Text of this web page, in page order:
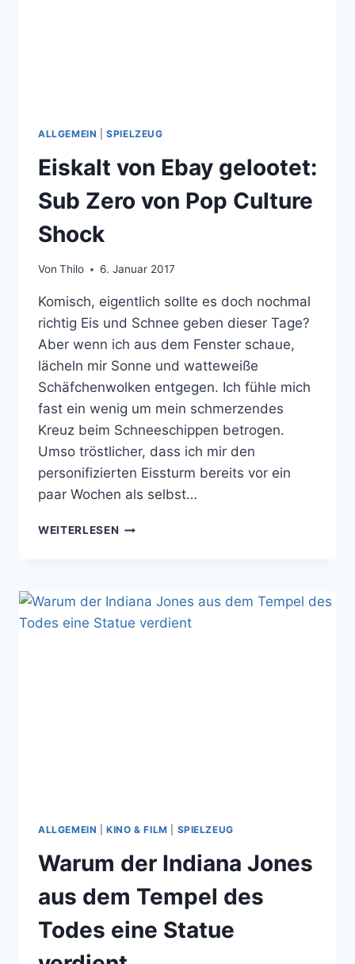
ALLGEMEIN |SPIELZEUG
Eiskalt von Ebay gelootet:
Sub Zero von Pop Culture
Shock
Von Thilo 6. Januar 2017
Komisch, eigentlich sollte es doch nochmal
richtig Eis und Schnee geben dieser Tage?
Aber wenn ich aus dem Fenster schaue,
lächeln mir Sonne und watteweiße
Schäfchenwolken entgegen. Ich fühle mich
fast ein wenig um mein schmerzendes
Kreuz beim Schneeschippen betrogen.
Umso tröstlicher, dass ich mir den
personifizierten Eissturm bereits vor ein
paar Wochen als selbst…
WEITERLESEN EISKALT
SUB
ZERO
VON
ALLGEMEIN |KINO & FILM SPIELZEUG
Warum der Indiana Jones
aus dem Tempel des
Todes eine Statue